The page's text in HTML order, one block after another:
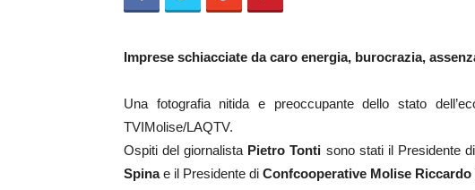
Imprese schiacciate da caro energia, burocrazia,
Una fotografia nitida e preoccupante dello stato
TVIMolise/LAQTV.
Ospiti del giornalista Pietro Tonti sono stati il Presidente
Spinae il Presidente di Confcooperative Molise Riccardo